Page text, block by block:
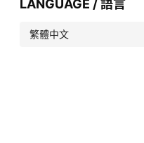
LANGUAGE / 語言